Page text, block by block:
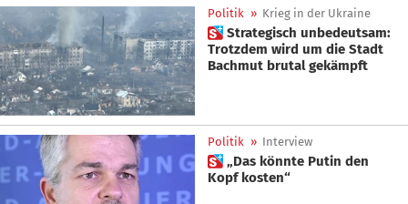
Politik » Krieg in der Ukraine
 Strategisch unbedeutsam:
Trotzdem wird um die Stadt
Bachmut brutal gekämpft
Politik » Interview
 „Das könnte Putin den
Kopf kosten“